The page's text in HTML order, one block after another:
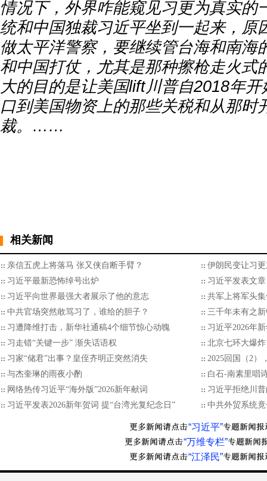
情况下，外界咋能窥见习更为真实
统和中国独裁习近平坐到一起来，原
做太平洋警察，要继续管台海和南海
和中国打仗，尤其是那种擦枪走火式
大的目的是让美国lift川普自2018年
口到美国物资上的那些关税和从那时
裁。……
相关新闻
亲信五虎上将落马 张又侠自断手臂？
伊朗民变让习
习近平最新恐怖绰号出炉
习近平发表文章
习近平向世界最强大者展示了他的意志
共军上将军头
中共官场突然敢骂习了，谁给的胆子？
三千年未有之
习遭降维打击，新华社通稿4个细节惊心动魄
习近平2026年
习走错“关键一步” 渐失话语权
北京七环大爆
习家“储君”出事？皇侄齐明正突然消失
2025回国（2）
与杰奎琳的雨夜小酌
白石-南素里唱
网络热传习近平“海外版”2026新年献词
习近平拒绝川普
习近平发表2026新年贺词 提“台湾光复纪念日”
中共外贸系统
“习近平”
“万维专栏”
“江泽民”